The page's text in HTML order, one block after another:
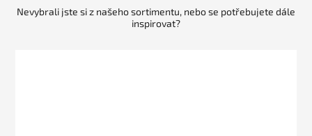
Nevybrali jste si z našeho sortimentu, nebo se potřebujete dále
inspirovat?